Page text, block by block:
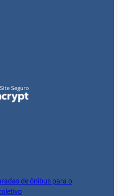
de ônibus para o